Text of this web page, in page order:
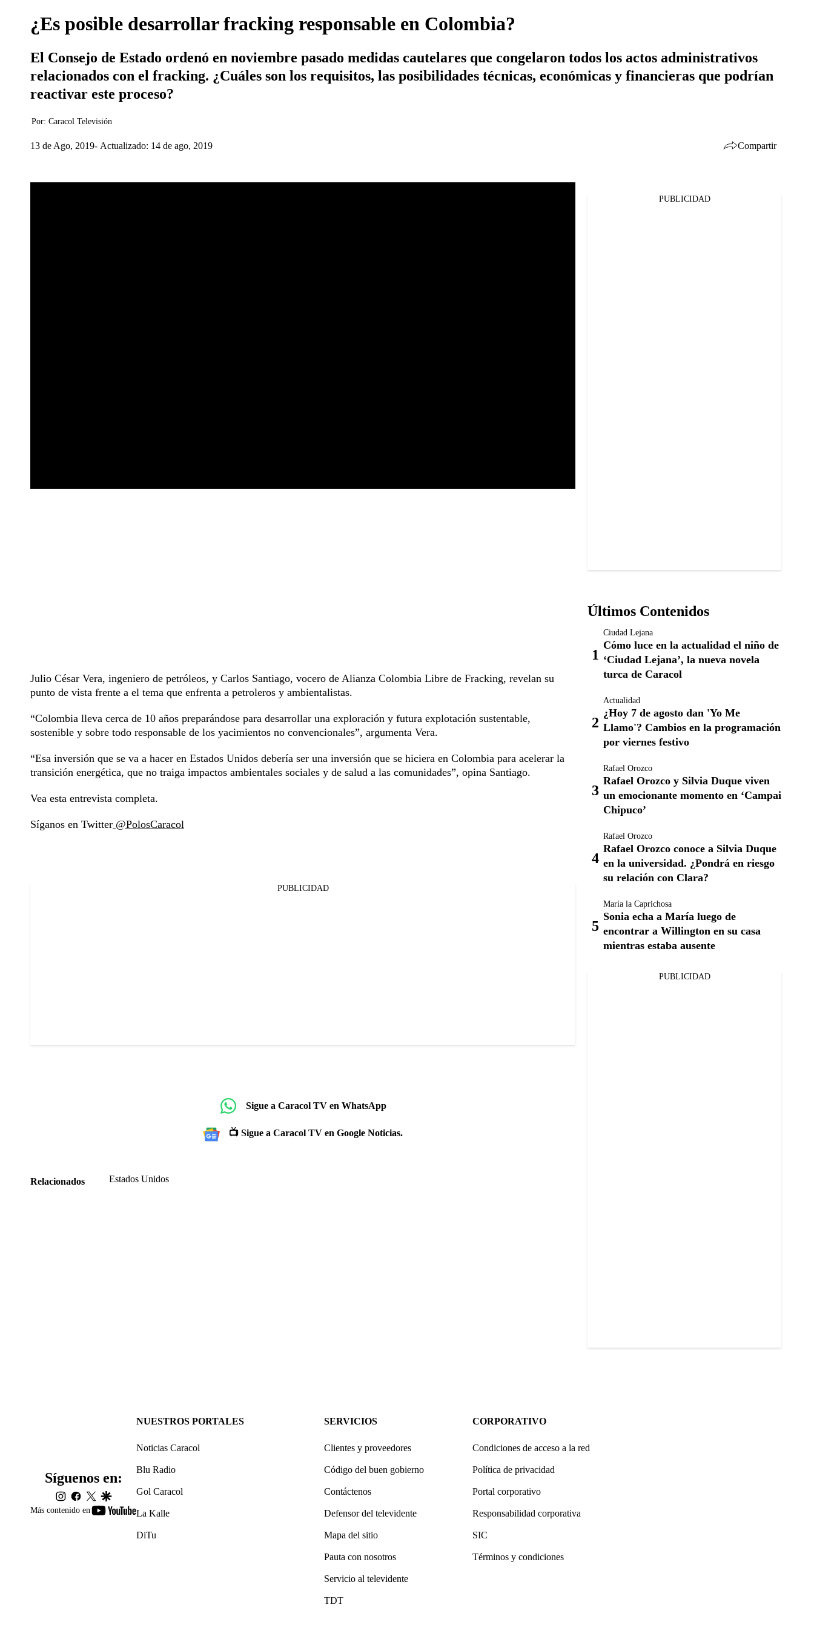
¿Es posible desarrollar fracking responsable en Colombia?
El Consejo de Estado ordenó en noviembre pasado medidas cautelares que congelaron todos los actos administrativos
relacionados con el fracking. ¿Cuáles son los requisitos, las posibilidades técnicas, económicas y financieras que podrían
reactivar este proceso?
Por: Caracol Televisión
13 de Ago, 2019 Actualizado: 14 de ago, 2019 Compartir
Julio César Vera, ingeniero de petróleos, y Carlos Santiago, vocero de Alianza Colombia Libre de Fracking, revelan su
punto de vista frente a el tema que enfrenta a petroleros y ambientalistas.
“Colombia lleva cerca de 10 años preparándose para desarrollar una exploración y futura explotación sustentable,
sostenible y sobre todo responsable de los yacimientos no convencionales”, argumenta Vera.
“Esa inversión que se va a hacer en Estados Unidos debería ser una inversión que se hiciera en Colombia para acelerar la
transición energética, que no traiga impactos ambientales sociales y de salud a las comunidades”, opina Santiago.
Vea esta entrevista completa.
Síganos en Twitter @PolosCaracol
PUBLICIDAD
Sigue a Caracol TV en WhatsApp
📺 Sigue a Caracol TV en Google Noticias.
Relacionados Estados Unidos
PUBLICIDAD
Últimos Contenidos
Ciudad Lejana
Cómo luce en la actualidad el niño de
‘Ciudad Lejana’, la nueva novela
turca de Caracol
Actualidad
¿Hoy 7 de agosto dan 'Yo Me
Llamo'? Cambios en la programación
por viernes festivo
Rafael Orozco
Rafael Orozco y Silvia Duque viven
un emocionante momento en ‘Campai
Chipuco’
Rafael Orozco
Rafael Orozco conoce a Silvia Duque
en la universidad. ¿Pondrá en riesgo
su relación con Clara?
María la Caprichosa
Sonia echa a María luego de
encontrar a Willington en su casa
mientras estaba ausente
PUBLICIDAD
Más contenido en
youtube-
Síguenos en:
instagram
facebook
twittergoogle
NUESTROS PORTALES
Noticias Caracol
Blu Radio
Gol Caracol
La Kalle
DiTu
SERVICIOS
Clientes y proveedores
Código del buen gobierno
Contáctenos
Defensor del televidente
Mapa del sitio
Pauta con nosotros
Servicio al televidente
TDT
CORPORATIVO
Condiciones de acceso a la red
Política de privacidad
Portal corporativo
Responsabilidad corporativa
SIC
Términos y condiciones